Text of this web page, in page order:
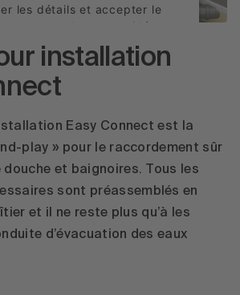
les détails et accepter le
pour regarder cette vidéo.
En savoir plus
Accepter
byUsercentrics Consent
Platform
installation
Easy Connect est la
play » pour le raccordement sûr
douche et baignoires. Tous les
sont préassemblés en
et il ne reste plus qu’à les
d’évacuation des eaux